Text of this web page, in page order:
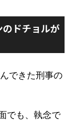
ドチョルが
できた刑事の
でも、執念で